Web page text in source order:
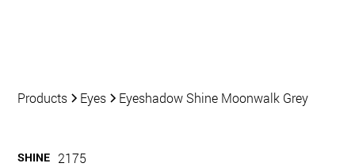
Products Eyes Eyeshadow Shine Moonwalk Grey
SHINE 2175